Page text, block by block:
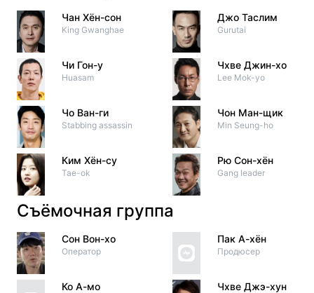
Чан Хён-сон
King Gwanghae
Чи Гон-у
Huasam
Чо Ван-ги
Stabbing assassin
Ким Хён-су
Tae-ok
Джо Таслим
Gurutai
Чхве Джин-хо
Lee Mok-yo
Чон Ман-щик
Min Seung-ho
Рю Сон-хён
Gang leader
Съёмочная группа
Сон Вон-хо
Оператор
Ко А-мо
Пак А-хён
Продюсер
Чхве Джэ-хун